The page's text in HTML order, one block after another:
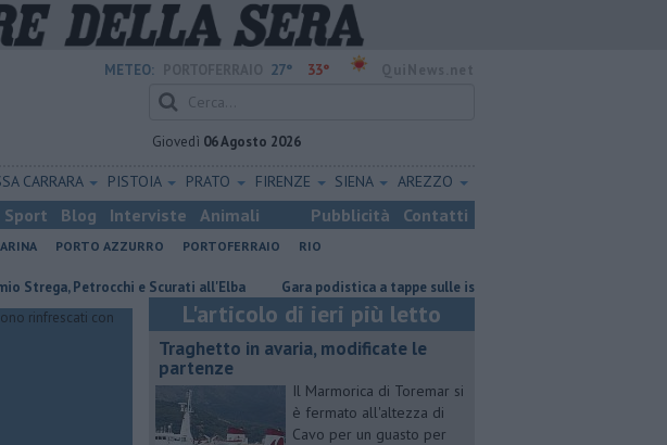
METEO: 27° 33°
Giovedì 06 Agosto 2026
CARRARA PISTOIA PRATO FIRENZE SIENA AREZZO
Sport Blog Interviste Animali Pubblicità Contatti
PORTO AZZURRO PORTOFERRAIO RIO
Petrocchi e Scurati all'Elba Gara podistica a tappe sulle isole toscane
L'articolo di ieri più letto
Traghetto in avaria, modificate le
partenze
Il Marmorica di Toremar si
è fermato all'altezza di
Cavo per un guasto per